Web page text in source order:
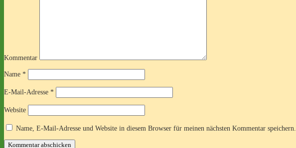
Kommentar
Name *
E-Mail-Adresse *
Website
Name, E-Mail-Adresse und Website in diesem Browser für meinen nächsten Kommentar speichern.